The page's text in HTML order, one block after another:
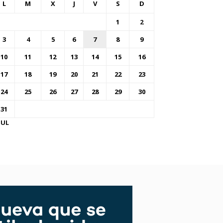
L M X J V S D
1
2
3
4 5 6 7 8
9
10
11 12 13 14 15
16
17
18 19 20 21 22
23
24
25 26 27 28 29
30
31